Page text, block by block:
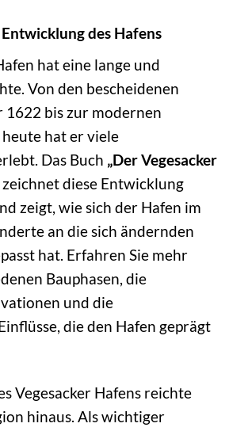
des Hafens
hat eine lange und
Von den bescheidenen
1622 bis zur modernen
hat er viele
Das Buch „Der Vegesacker
zeichnet diese Entwicklung
zeigt, wie sich der Hafen im
an die sich ändernden
hat. Erfahren Sie mehr
Bauphasen, die
und die
die den Hafen geprägt
Vegesacker Hafens reichte
hinaus. Als wichtiger